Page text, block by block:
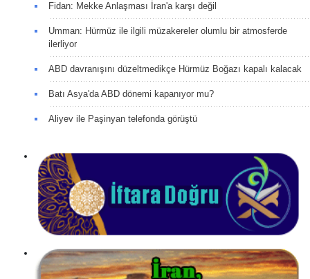
Fidan: Mekke Anlaşması İran'a karşı değil
Umman: Hürmüz ile ilgili müzakereler olumlu bir atmosferde
ilerliyor
ABD davranışını düzeltmedikçe Hürmüz Boğazı kapalı kalacak
Batı Asya'da ABD dönemi kapanıyor mu?
Aliyev ile Paşinyan telefonda görüştü